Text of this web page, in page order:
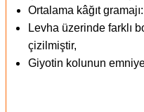
Ortalama kâğıt
Levha üzerinde farklı
çizilmiştir,
Giyotin kolunun